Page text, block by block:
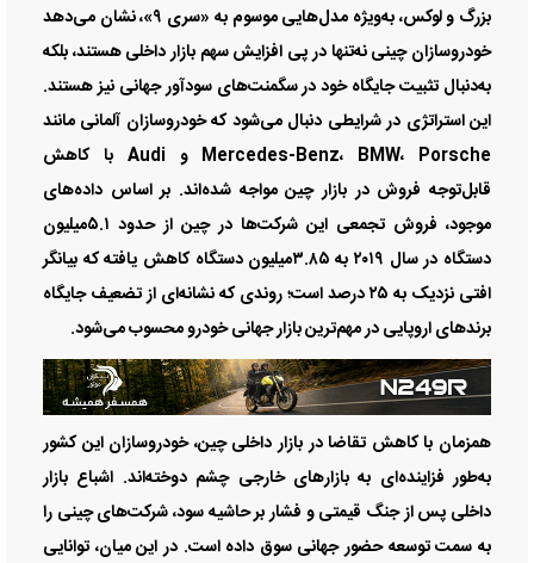
بزرگ و لوکس، به‌ویژه مدل‌هایی موسوم به «سری ۹»، نشان می‌دهد
خودروسازان چینی نه‌تنها در پی افزایش سهم بازار داخلی هستند، بلکه
به‌دنبال تثبیت جایگاه خود در سگمنت‌های سودآور جهانی نیز هستند.
این استراتژی در شرایطی دنبال می‌شود که خودروسازان آلمانی مانند
Mercedes-Benz، BMW، Porsche و Audi با کاهش
قابل‌توجه فروش در بازار چین مواجه شده‌اند. بر اساس داده‌های
موجود، فروش تجمعی این شرکت‌ها در چین از حدود ۵.۱‌میلیون
دستگاه در سال ۲۰۱۹ به ۳.۸۵‌میلیون دستگاه کاهش یافته که بیانگر
افتی نزدیک به ۲۵ درصد است؛ روندی که نشانه‌ای از تضعیف جایگاه
برند‌های اروپایی در مهم‌ترین بازار جهانی خودرو محسوب می‌شود.
همزمان با کاهش تقاضا در بازار داخلی چین، خودروسازان این کشور
به‌طور فزاینده‌ای به بازار‌های خارجی چشم دوخته‌اند. اشباع بازار
داخلی پس از جنگ قیمتی و فشار بر حاشیه سود، شرکت‌های چینی را
به سمت توسعه حضور جهانی سوق داده است. در این میان، توانایی